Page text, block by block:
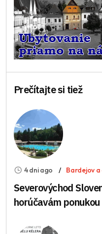
Prečítajte si tiež
4 dni ago Bardejov a
Severovýchod
horúčavám